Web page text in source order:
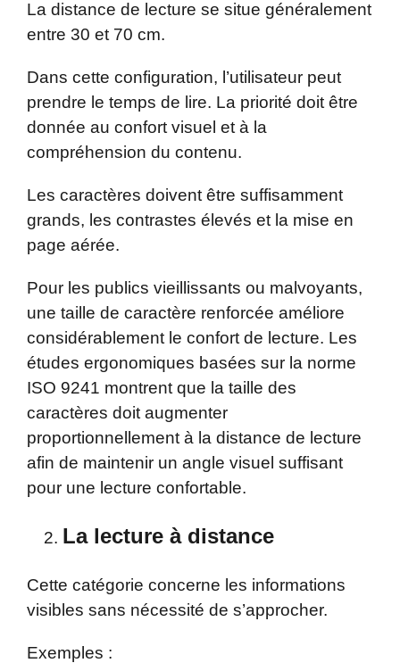
La distance de lecture se situe généralement
entre 30 et 70 cm.
Dans cette configuration, l’utilisateur peut
prendre le temps de lire. La priorité doit être
donnée au confort visuel et à la
compréhension du contenu.
Les caractères doivent être suffisamment
grands, les contrastes élevés et la mise en
page aérée.
Pour les publics vieillissants ou malvoyants,
une taille de caractère renforcée améliore
considérablement le confort de lecture. Les
études ergonomiques basées sur la norme
ISO 9241 montrent que la taille des
caractères doit augmenter
proportionnellement à la distance de lecture
afin de maintenir un angle visuel suffisant
pour une lecture confortable.
La lecture à distance
Cette catégorie concerne les informations
visibles sans nécessité de s’approcher.
Exemples :